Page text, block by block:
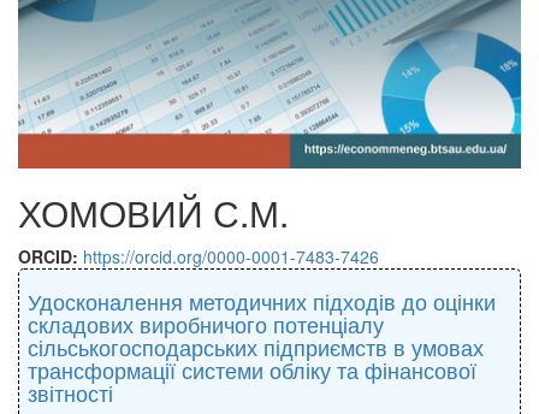
ХОМОВИЙ С.М.
ORCID: https://orcid.org/0000-0001-7483-7426
Удосконалення методичних підходів до оцінки
складових виробничого потенціалу
сільськогосподарських підприємств в умовах
трансформації системи обліку та фінансової
звітності